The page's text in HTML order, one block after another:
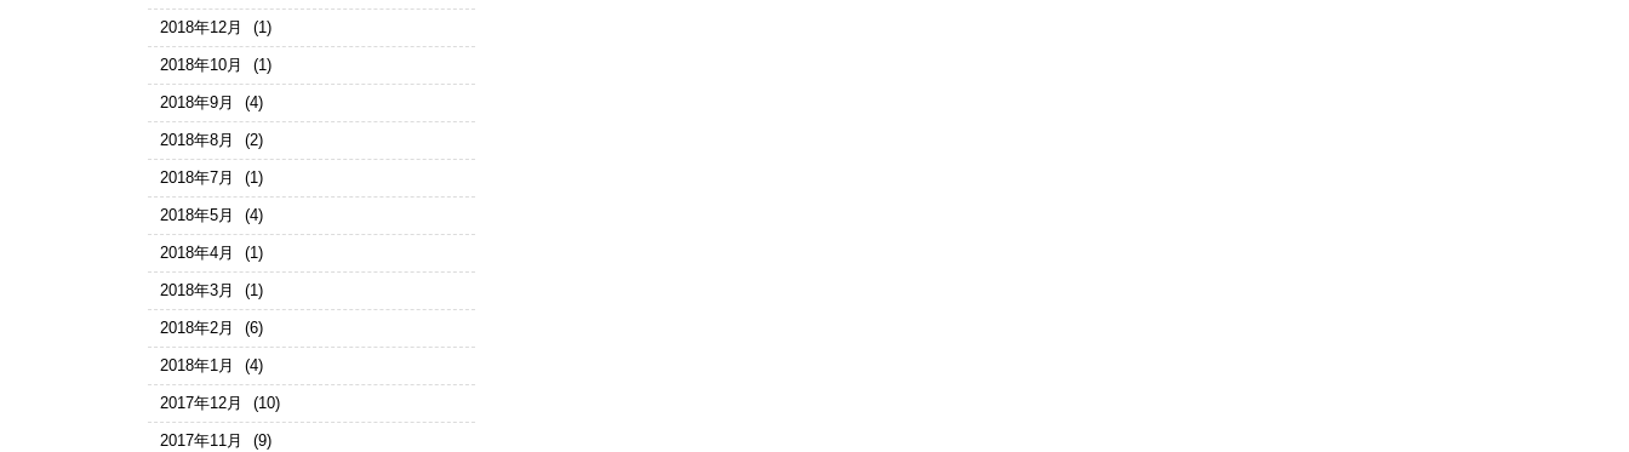
2018年12月 (1)
2018年10月 (1)
2018年9月 (4)
2018年8月 (2)
2018年7月 (1)
2018年5月 (4)
2018年4月 (1)
2018年3月 (1)
2018年2月 (6)
2018年1月 (4)
2017年12月 (10)
2017年11月 (9)